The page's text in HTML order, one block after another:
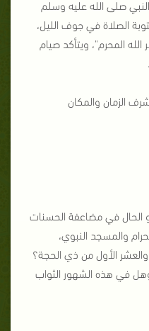
صلى الله عليه وسلم
الصلاة في جوف الليل،
المحرم"، ويتأكد صيام
الزمان والمكان
في مضاعفة الحسنات
والمسجد النبوي،
الأول من ذي الحجة؟
وهل في هذه الشهور الثواب